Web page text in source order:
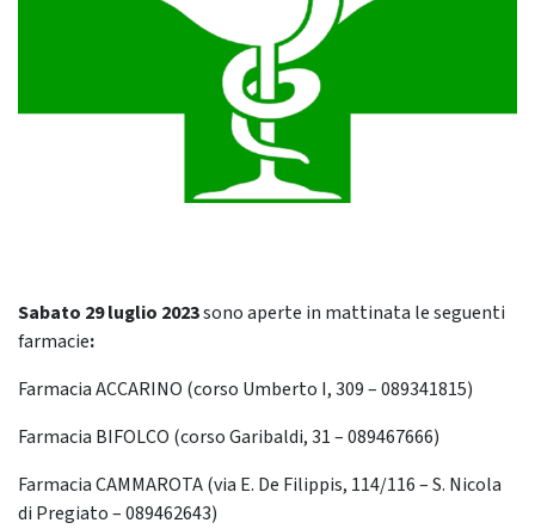
Sabato 29 luglio 2023sono aperte in mattinata le seguenti
farmacie:
Farmacia ACCARINO (corso Umberto I, 309 – 089341815)
Farmacia BIFOLCO (corso Garibaldi, 31 – 089467666)
Farmacia CAMMAROTA (via E. De Filippis, 114/116 – S. Nicola
di Pregiato – 089462643)